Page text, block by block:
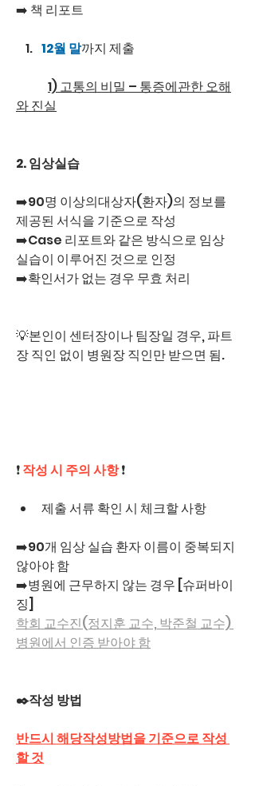
➡️ 책 리포트
12월 말까지 제출
1) 고통의 비밀 – 통증에관한 오해
와 진실
2. 임상실습
➡️90명 이상의대상자(환자)의 정보를
제공된 서식을 기준으로 작성
➡️Case 리포트와 같은 방식으로 임상
실습이 이루어진 것으로 인정
➡️확인서가 없는 경우 무효 처리
💡본인이 센터장이나 팀장일 경우, 파트
장 직인 없이 병원장 직인만 받으면 됨.
❗ 작성 시 주의 사항 ❗
제출 서류 확인 시 체크할 사항
➡️90개 임상 실습 환자 이름이 중복되지
않아야 함
➡️병원에 근무하지 않는 경우 [슈퍼바이
징]
학회 교수진(정지훈 교수, 박준철 교수)
병원에서 인증 받아야 함
✒️작성 방법
반드시 해당작성방법을 기준으로 작성
할 것